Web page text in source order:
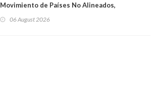
Movimiento de Países No Alineados,
1971. Excanciller Insulza lamentó decisión
06 August 2026